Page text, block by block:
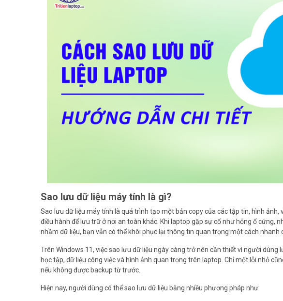
Sao lưu dữ liệu máy tính là gì?
Sao lưu dữ liệu máy tính là quá trình tạo một bản copy của các tập tin, hình ảnh,
điều hành để lưu trữ ở nơi an toàn khác. Khi laptop gặp sự cố như hỏng ổ cứng,
nhầm dữ liệu, bạn vẫn có thể khôi phục lại thông tin quan trọng một cách nhanh
Trên Windows 11, việc sao lưu dữ liệu ngày càng trở nên cần thiết vì người dùng
học tập, dữ liệu công việc và hình ảnh quan trọng trên laptop. Chỉ một lỗi nhỏ
nếu không được backup từ trước.
Hiện nay, người dùng có thể sao lưu dữ liệu bằng nhiều phương pháp như: